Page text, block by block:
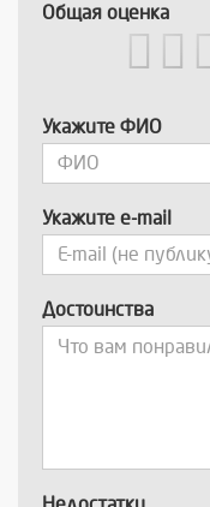
Общая оценка
Укажите ФИО
Укажите e-mail
Достоинства